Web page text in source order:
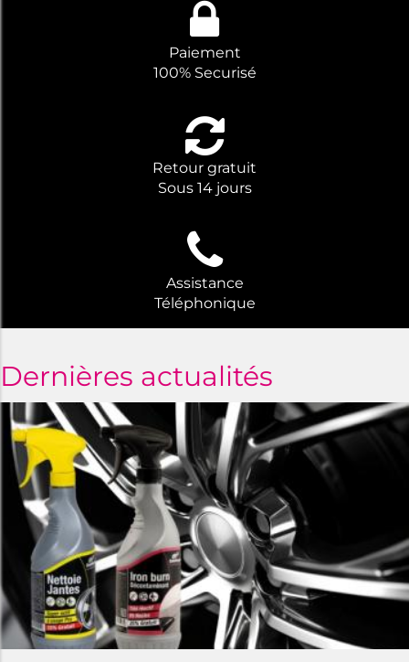
Paiement
100% Securisé
Retour gratuit
Sous 14 jours
Assistance
Téléphonique
Dernières actualités